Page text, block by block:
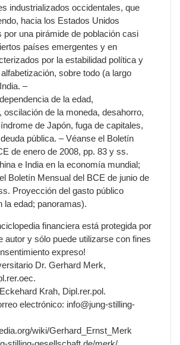
industrializados occidentales, que
hacia los Estados Unidos
por una pirámide de población casi
países emergentes y en
por la estabilidad política y
sobre todo (a largo
–
de la edad,
oscilación de la moneda, desahorro,
de Japón, fuga de capitales,
pública. – Véanse el Boletín
de enero de 2008, pp. 83 y ss.
e India en la economía mundial;
Boletín Mensual del BCE de junio de
Proyección del gasto público
la edad; panoramas).
financiera está protegida por
autor y sólo puede utilizarse con fines
expreso!
Dr. Gerhard Merk,
Krah, Dipl.rer.pol.
electrónico: info@jung-stilling-
wiki/Gerhard_Ernst_Merk